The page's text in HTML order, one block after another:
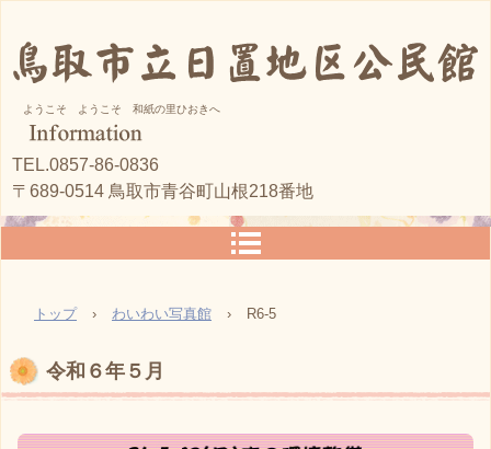
ようこそ ようこそ 和紙の里ひおきへ
TEL.0857-86-0836
〒689-0514 鳥取市青谷町山根218番地
トップ › わいわい写真館 › R6-5
令和６年５月